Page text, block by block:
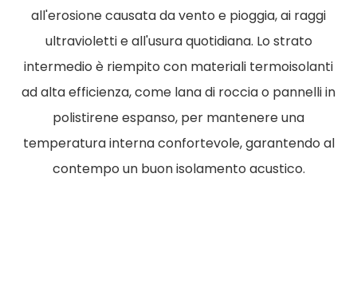
all'erosione causata da vento e pioggia, ai raggi
ultravioletti e all'usura quotidiana. Lo strato
intermedio è riempito con materiali termoisolanti
ad alta efficienza, come lana di roccia o pannelli in
polistirene espanso, per mantenere una
temperatura interna confortevole, garantendo al
contempo un buon isolamento acustico.